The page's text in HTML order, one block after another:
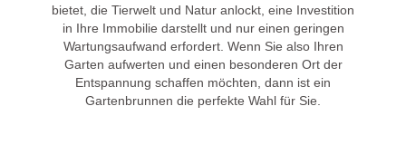
bietet, die Tierwelt und Natur anlockt, eine Investition
in Ihre Immobilie darstellt und nur einen geringen
Wartungsaufwand erfordert. Wenn Sie also Ihren
Garten aufwerten und einen besonderen Ort der
Entspannung schaffen möchten, dann ist ein
Gartenbrunnen die perfekte Wahl für Sie.